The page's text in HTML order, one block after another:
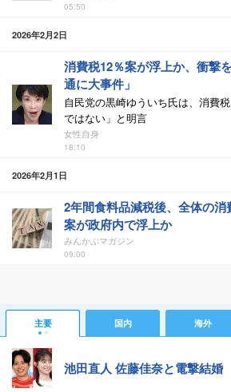
05:50
2026年2月2日
消費税12％案が浮上か、衝撃
通に大事件」
自民党の黒崎ゆういち氏は、消費
ではない」と明言
女性自身
18:10
2026年2月1日
2年間食料品減税後、全体の消
案が政府内で浮上か
みんかぶマガジン
09:00
主要 国内 海外
池田直人 佐藤佳奈と電撃結婚